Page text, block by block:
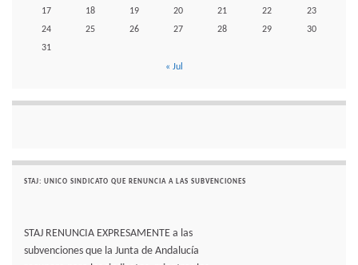
17
18 19 20 21 22
23
24
25 26 27 28 29
30
31
« Jul
STAJ: UNICO SINDICATO QUE RENUNCIA A LAS SUBVENCIONES
STAJ RENUNCIA EXPRESAMENTE a las
subvenciones que la Junta de Andalucía